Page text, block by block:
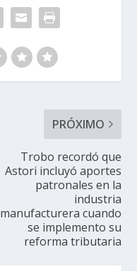
PRÓXIMO
Trobo recordó que
Astori incluyó aportes
patronales en la
industria
manufacturera cuando
se implemento su
reforma tributaria